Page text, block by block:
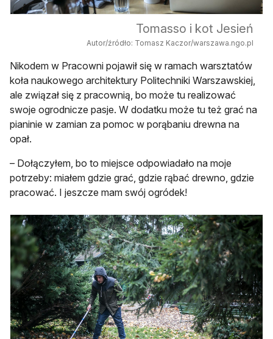
Tomasso i kot Jesień
Autor/źródło: Tomasz Kaczor/warszawa.ngo.pl
Nikodem w Pracowni pojawił się w ramach warsztatów
koła naukowego architektury Politechniki Warszawskiej,
ale związał się z pracownią, bo może tu realizować
swoje ogrodnicze pasje. W dodatku może tu też grać na
pianinie w zamian za pomoc w porąbaniu drewna na
opał.
– Dołączyłem, bo to miejsce odpowiadało na moje
potrzeby: miałem gdzie grać, gdzie rąbać drewno, gdzie
pracować. I jeszcze mam swój ogródek!